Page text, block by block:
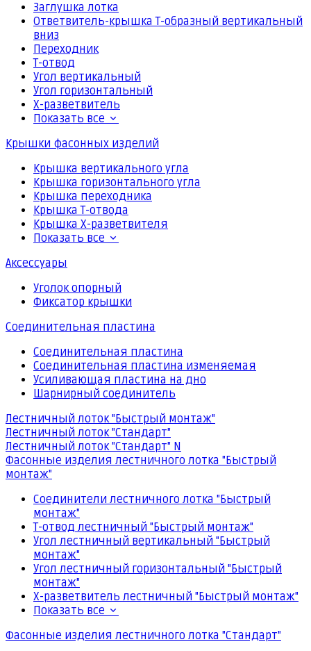
Заглушка лотка
Ответвитель-крышка Т-образный вертикальный
вниз
Переходник
Т-отвод
Угол вертикальный
Угол горизонтальный
Х-разветвитель
Показать все
Крышки фасонных изделий
Крышка вертикального угла
Крышка горизонтального угла
Крышка переходника
Крышка Т-отвода
Крышка Х-разветвителя
Показать все
Аксессуары
Уголок опорный
Фиксатор крышки
Соединительная пластина
Соединительная пластина
Соединительная пластина изменяемая
Усиливающая пластина на дно
Шарнирный соединитель
Лестничный лоток "Быстрый монтаж"
Лестничный лоток "Стандарт"
Лестничный лоток "Стандарт" N
Фасонные изделия лестничного лотка "Быстрый
монтаж"
Соединители лестничного лотка "Быстрый
монтаж"
Т-отвод лестничный "Быстрый монтаж"
Угол лестничный вертикальный "Быстрый
монтаж"
Угол лестничный горизонтальный "Быстрый
монтаж"
Х-разветвитель лестничный "Быстрый монтаж"
Показать все
Фасонные изделия лестничного лотка "Стандарт"